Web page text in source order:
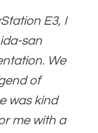
E3, I
san
We
of
was kind
me with a